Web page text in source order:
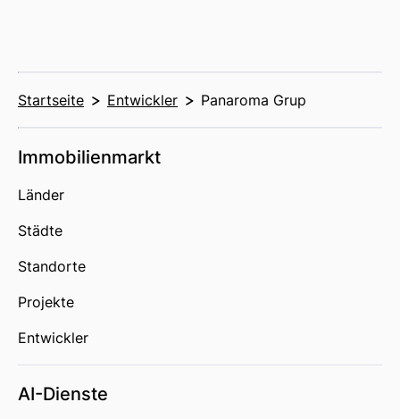
Startseite Entwickler Panaroma Grup
Immobilienmarkt
Länder
Städte
Standorte
Projekte
Entwickler
AI-Dienste